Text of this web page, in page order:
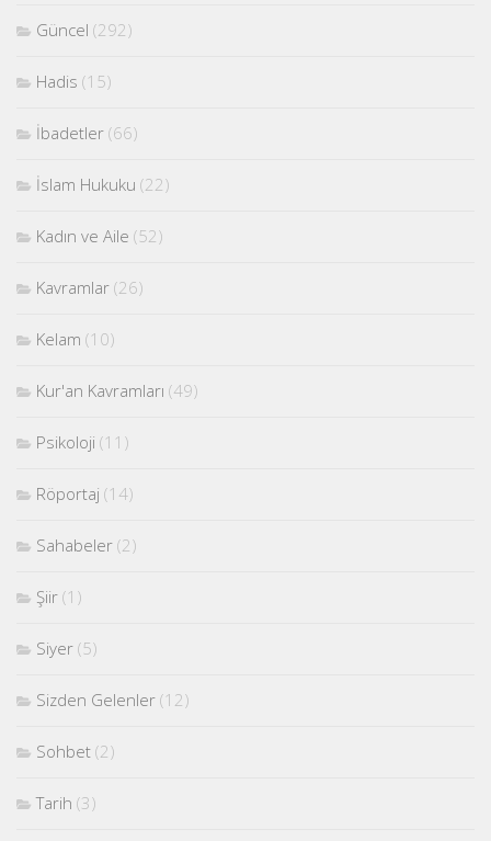
Güncel (292)
Hadis (15)
İbadetler (66)
İslam Hukuku (22)
Kadın ve Aile (52)
Kavramlar (26)
Kelam (10)
Kur'an Kavramları (49)
Psikoloji (11)
Röportaj (14)
Sahabeler (2)
Şiir (1)
Siyer (5)
Sizden Gelenler (12)
Sohbet (2)
Tarih (3)